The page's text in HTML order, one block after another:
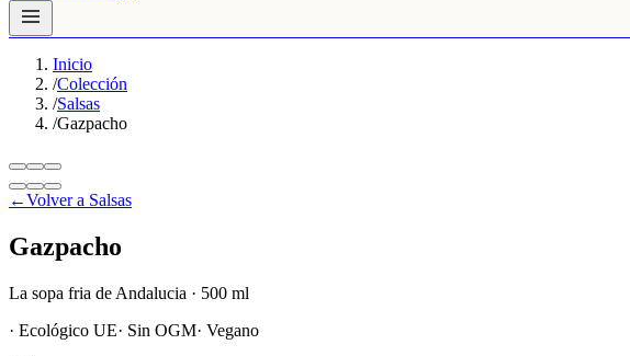
Inicio
/Colección
/Salsas
/Gazpacho
←Volver a Salsas
Gazpacho
La sopa fria de Andalucia · 500 ml
· Ecológico UE· Sin OGM· Vegano